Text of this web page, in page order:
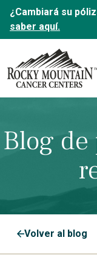
¿Cambiará su
saber aquí.
Blog de
Volver al blog